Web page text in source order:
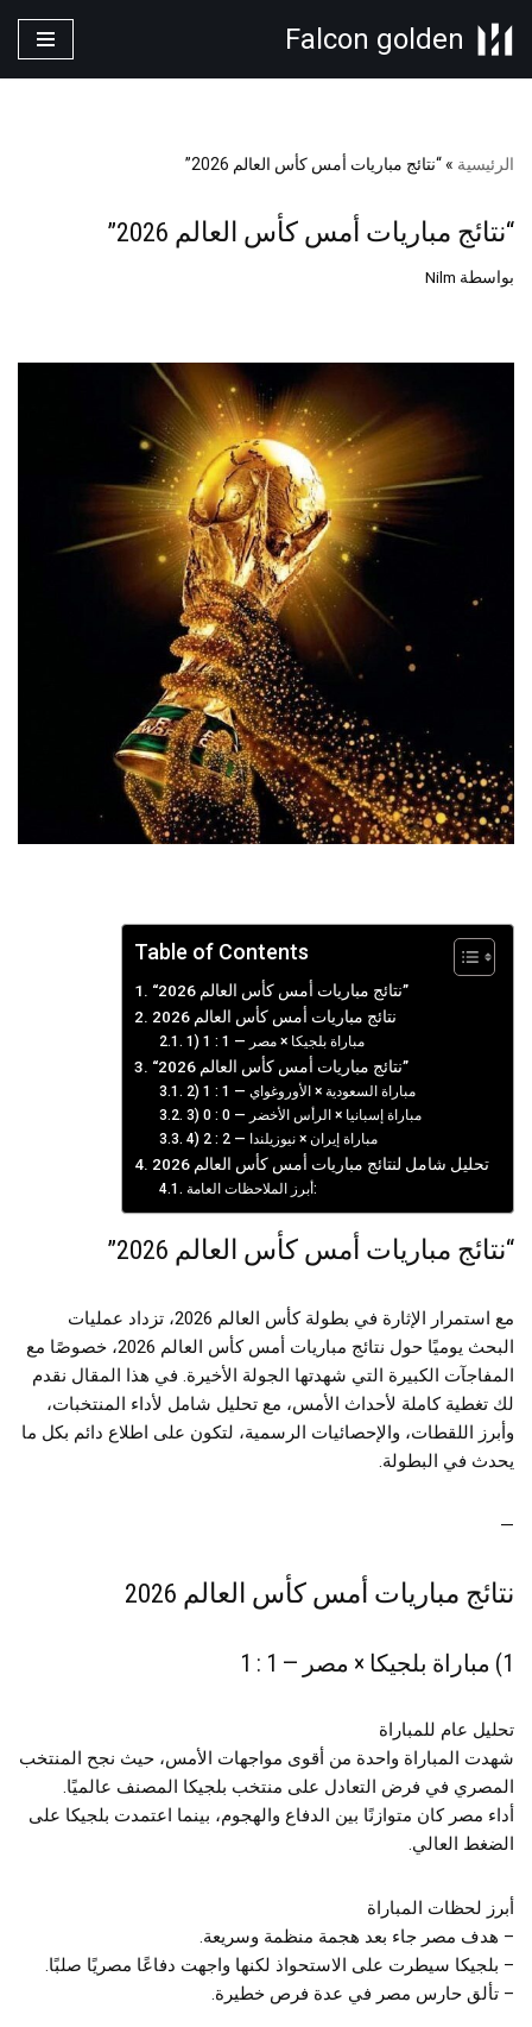
Falcon golden
الرئيسية »“نتائج مباريات أمس كأس العالم 2026”
“نتائج مباريات أمس كأس العالم 2026”
بواسطة Nilm
Table of Contents
“نتائج مباريات أمس كأس العالم 2026”
نتائج مباريات أمس كأس العالم 2026
1) مباراة بلجيكا × مصر — 1 : 1
“نتائج مباريات أمس كأس العالم 2026”
2) مباراة السعودية × الأوروغواي — 1 : 1
3) مباراة إسبانيا × الرأس الأخضر — 0 : 0
4) مباراة إيران × نيوزيلندا — 2 : 2
تحليل شامل لنتائج مباريات أمس كأس العالم 2026
أبرز الملاحظات العامة:
“نتائج مباريات أمس كأس العالم 2026”
مع استمرار الإثارة في بطولة كأس العالم 2026، تزداد عمليات
البحث يوميًا حول نتائج مباريات أمس كأس العالم 2026، خصوصًا مع
المفاجآت الكبيرة التي شهدتها الجولة الأخيرة. في هذا المقال نقدم
لك تغطية كاملة لأحداث الأمس، مع تحليل شامل لأداء المنتخبات،
وأبرز اللقطات، والإحصائيات الرسمية، لتكون على اطلاع دائم بكل ما
يحدث في البطولة.
—
نتائج مباريات أمس كأس العالم 2026
1) مباراة بلجيكا × مصر — 1 : 1
تحليل عام للمباراة
شهدت المباراة واحدة من أقوى مواجهات الأمس، حيث نجح المنتخب
المصري في فرض التعادل على منتخب بلجيكا المصنف عالميًا.
أداء مصر كان متوازنًا بين الدفاع والهجوم، بينما اعتمدت بلجيكا على
الضغط العالي.
أبرز لحظات المباراة
– هدف مصر جاء بعد هجمة منظمة وسريعة.
– بلجيكا سيطرت على الاستحواذ لكنها واجهت دفاعًا مصريًا صلبًا.
– تألق حارس مصر في عدة فرص خطيرة.